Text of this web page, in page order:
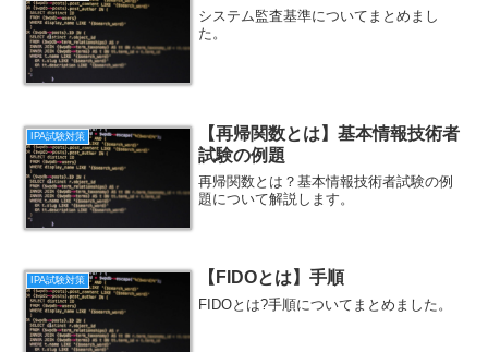
システム監査基準についてまとめまし
た。
IPA試験対策
【再帰関数とは】基本情報技術者
試験の例題
再帰関数とは？基本情報技術者試験の例
題について解説します。
IPA試験対策 【FIDOとは】手順
FIDOとは?手順についてまとめました。